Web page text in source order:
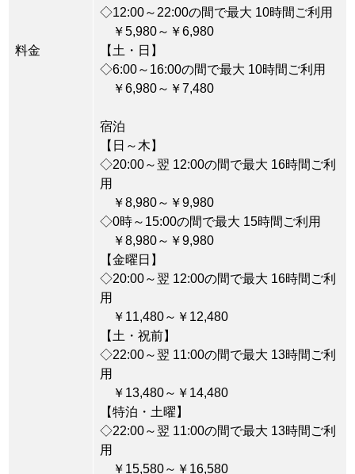
料金
◇12:00～22:00の間で最大 10時間ご利用
￥5,980～￥6,980
【土・日】
◇6:00～16:00の間で最大 10時間ご利用
￥6,980～￥7,480
宿泊
【日～木】
◇20:00～翌 12:00の間で最大 16時間ご利
用
￥8,980～￥9,980
◇0時～15:00の間で最大 15時間ご利用
￥8,980～￥9,980
【金曜日】
◇20:00～翌 12:00の間で最大 16時間ご利
用
￥11,480～￥12,480
【土・祝前】
◇22:00～翌 11:00の間で最大 13時間ご利
用
￥13,480～￥14,480
【特泊・土曜】
◇22:00～翌 11:00の間で最大 13時間ご利
用
￥15,580～￥16,580